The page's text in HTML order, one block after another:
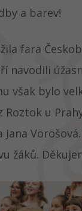
a barev!
fara
navodili
však bylo
Roztok u
žáků.